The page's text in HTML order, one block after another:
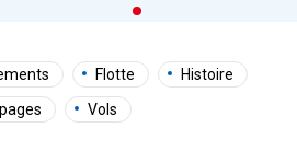
Flotte
Histoire
Vols